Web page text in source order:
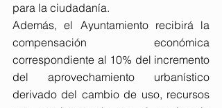
para la ciudadanía.
Además, el Ayuntamiento recibirá la
compensación económica
correspondiente al 10% del incremento
del aprovechamiento urbanístico
derivado del cambio de uso, recursos